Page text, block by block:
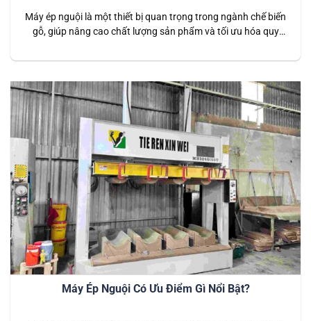
Máy ép nguội là một thiết bị quan trọng trong ngành chế biến
gỗ, giúp nâng cao chất lượng sản phẩm và tối ưu hóa quy
quả và an toàn, người vận hành cần tuân thủ các quy tắc và
Máy Ép Nguội Có Ưu Điểm Gì Nổi Bật?